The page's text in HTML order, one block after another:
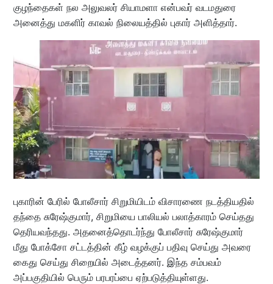
குழந்தைகள் நல அலுவலர் சியாமளா என்பவர் வடமதுரை
அனைத்து மகளிர் காவல் நிலையத்தில் புகார் அளித்தார்.
புகாரின் பேரில் போலீசார் சிறுமியிடம் விசாரணை நடத்தியதில்
தந்தை சுரேஷ்குமார், சிறுமியை பாலியல் பலாத்காரம் செய்தது
தெரியவந்தது. அதனைத்தொடர்ந்து போலீசார் சுரேஷ்குமார்
மீது போக்சோ சட்டத்தின் கீழ் வழக்குப் பதிவு செய்து அவரை
கைது செய்து சிறையில் அடைத்தனர். இந்த சம்பவம்
அப்பகுதியில் பெரும் பரபரப்பை ஏற்படுத்தியுள்ளது.